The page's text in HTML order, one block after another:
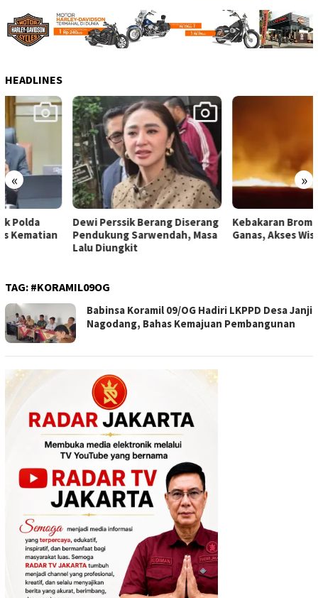
HEADLINES
« »
Dewi Perssik Berang Diserang
Pendukung Sarwendah, Masa
Kebakaran Bromo Makin
Ganas, Akses Wisata Ditutup
TAG: #KORAMIL09OG
Babinsa Koramil 09/OG Hadiri LKPPD Desa Janji
Nagodang, Bahas Kemajuan Pembangunan